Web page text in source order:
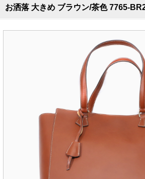
お洒落 大きめ ブラウン/茶色 7765-